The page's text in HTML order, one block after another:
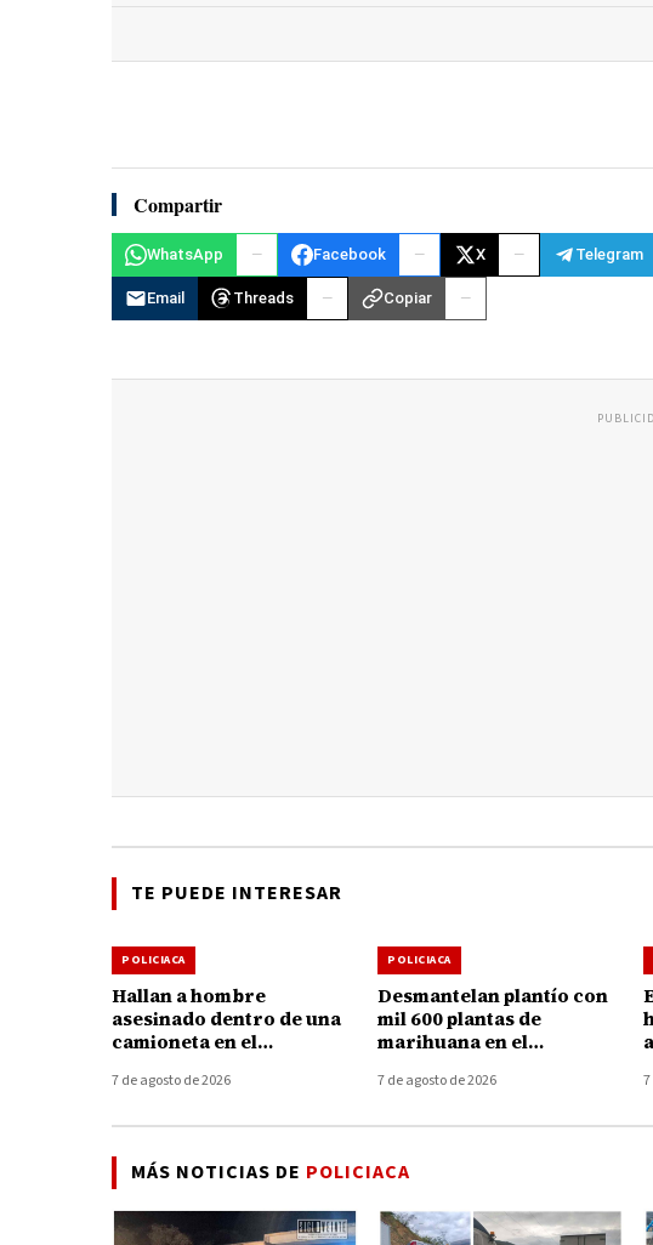
Compartir
WhatsApp Facebook X Telegram
Email Threads Copiar
TE PUEDE INTERESAR
POLICIACA
Hallan a hombre
asesinado dentro de una
camioneta en el
Uruapan
7 de agosto de 2026
POLICIACA
Desmantelan plantío con
mil 600 plantas de
marihuana en el
7 de agosto de 2026
MÁS NOTICIAS DE POLICIACA